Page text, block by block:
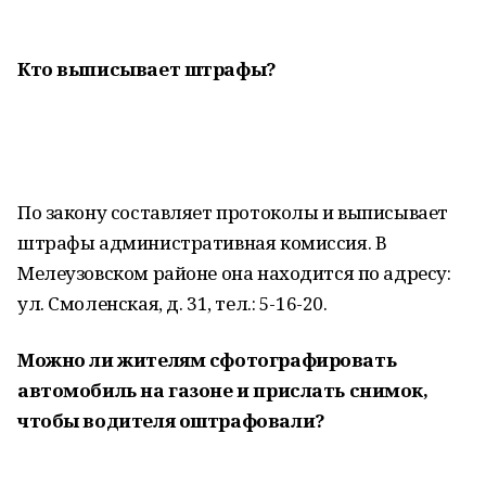
Кто выписывает штрафы?
По закону составляет протоколы и выписывает
штрафы административная комиссия. В
Мелеузовском районе она находится по адресу:
ул. Смоленская, д. 31, тел.: 5-16-20.
Можно ли жителям сфотографировать
автомобиль на газоне и прислать снимок,
чтобы водителя оштрафовали?